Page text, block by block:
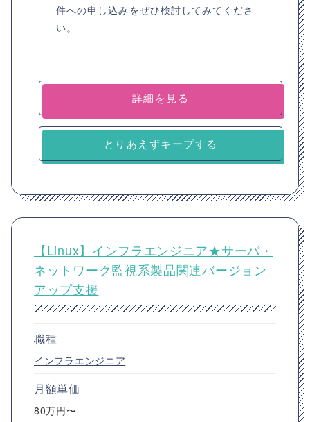
件への申し込みをぜひ検討してみてくださ
い。
詳細を見る
とりあえずキープする
【Linux】インフラエンジニア★サーバ・
ネットワーク監視系製品関連バージョン
アップ支援
職種
インフラエンジニア
月額単価
80万円〜